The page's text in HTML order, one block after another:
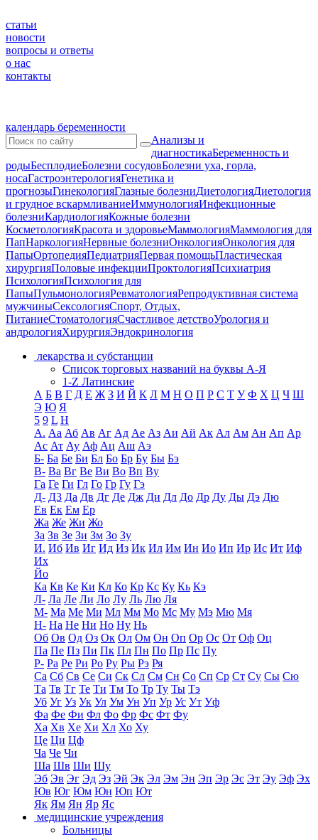
статьи
новости
вопросы и ответы
о нас
контакты
календарь беременности
Анализы и
диагностикаБеременность и
родыБесплодиеБолезни сосудовБолезни уха, горла,
носаГастроэнтерологияГенетика и
прогнозыГинекологияГлазные болезниДиетологияДиетология
и грудное вскармливаниеИммунологияИнфекционные
болезниКардиологияКожные болезни
КосметологияКрасота и здоровьеМаммологияМаммология для
ПапНаркологияНервные болезниОнкологияОнкология для
ПапыОртопедияПедиатрияПервая помощьПластическая
хирургияПоловые инфекцииПроктологияПсихиатрия
ПсихологияПсихология для
ПапыПульмонологияРевматологияРепродуктивная система
мужчиныСексологияСпорт, Отдых,
ПитаниеСтоматологияСчастливое детствоУрология и
андрологияХирургияЭндокринология
лекарства и субстанции
Список торговых названий на буквы А-Я
1-Z Латинские
А Б В Г Д Е Ж З И Й К Л М Н О П Р С Т У Ф Х Ц Ч Ш
Э Ю Я
5 9 L H
А. Аа Аб Ав Аг Ад Ае Аз Аи Ай Ак Ал Ам Ан Ап Ар
Ас Ат Ау Аф Ац Аш Аэ
Б- Ба Бе Би Бл Бо Бр Бу Бы Бэ
В- Ва Вг Ве Ви Во Вп Ву
Га Ге Ги Гл Го Гр Гу Гэ
Д- Д3 Да Дв Дг Де Дж Ди Дл До Др Ду Ды Дэ Дю
Ев Ек Ем Ер
Жа Же Жи Жо
За Зв Зе Зи Зм Зо Зу
И. Иб Ив Иг Ид Из Ик Ил Им Ин Ио Ип Ир Ис Ит Иф
Их
Йо
Ка Кв Ке Ки Кл Ко Кр Кс Ку Кь Кэ
Л- Ла Ле Ли Ло Лу Ль Лю Ля
М- Ма Ме Ми Мл Мм Мо Мс Му Мэ Мю Мя
Н- На Не Ни Но Ну Нь
Об Ов Од Оз Ок Ол Ом Он Оп Ор Ос От Оф Оц
Па Пе Пз Пи Пк Пл Пн По Пр Пс Пу
Р- Ра Ре Ри Ро Ру Ры Рэ Ря
Са Сб Св Се Си Ск Сл См Сн Со Сп Ср Ст Су Сы Сю
Та Тв Тг Те Ти Тм То Тр Ту Ты Тэ
Уб Уг Уз Ук Ул Ум Ун Уп Ур Ус Ут Уф
Фа Фе Фи Фл Фо Фр Фс Фт Фу
Ха Хв Хе Хи Хл Хо Ху
Це Ци Цф
Ча Че Чи
Ша Шв Ши Шу
Эб Эв Эг Эд Эз Эй Эк Эл Эм Эн Эп Эр Эс Эт Эу Эф Эх
Юв Юг Юм Юн Юп Ют
Як Ям Ян Яр Яс
медицинские учреждения
Больницы